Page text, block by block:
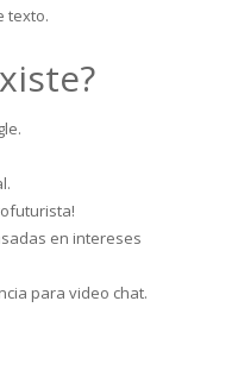
texto.
en intereses
para video chat.